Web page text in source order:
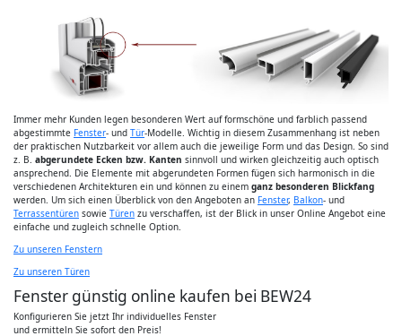
Immer mehr Kunden legen besonderen Wert auf formschöne und farblich passend
abgestimmte Fenster- und Tür-Modelle. Wichtig in diesem Zusammenhang ist neben
der praktischen Nutzbarkeit vor allem auch die jeweilige Form und das Design. So sind
z. B. abgerundete Ecken bzw. Kanten sinnvoll und wirken gleichzeitig auch optisch
ansprechend. Die Elemente mit abgerundeten Formen fügen sich harmonisch in die
verschiedenen Architekturen ein und können zu einem ganz besonderen Blickfang
werden. Um sich einen Überblick von den Angeboten an Fenster, Balkon- und
Terrassentüren sowie Türen zu verschaffen, ist der Blick in unser Online Angebot eine
einfache und zugleich schnelle Option.
Zu unseren Fenstern
Zu unseren Türen
Fenster günstig online kaufen bei BEW24
Konfigurieren Sie jetzt Ihr individuelles Fenster
und ermitteln Sie sofort den Preis!